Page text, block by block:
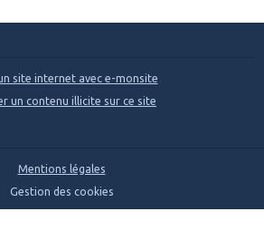
site internet avec e-monsite
un contenu illicite sur ce site
Mentions légales
Gestion des cookies